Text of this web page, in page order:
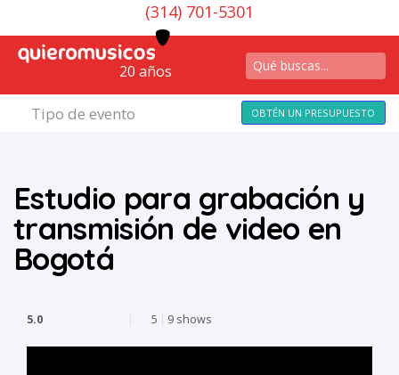
(314) 701-5301
20 años
Tipo de evento OBTÉN UN PRESUPUESTO
Estudio para grabación y
transmisión de video en
Bogotá
5.0 | 5 | 9 shows